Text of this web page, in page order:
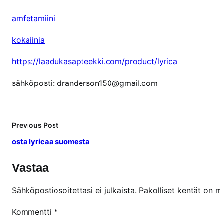
amfetamiini
kokaiinia
https://laadukasapteekki.com/product/lyrica
sähköposti: dranderson150@gmail.com
Previous Post
osta lyricaa suomesta
Vastaa
Sähköpostiosoitettasi ei julkaista. Pakolliset kentät on
Kommentti *